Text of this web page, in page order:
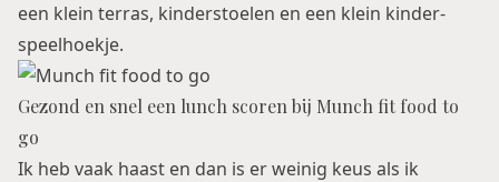
een klein terras, kinderstoelen en een klein kinder-
speelhoekje.
Gezond en snel een lunch scoren bij Munch fit food to
go
Ik heb vaak haast en dan is er weinig keus als ik